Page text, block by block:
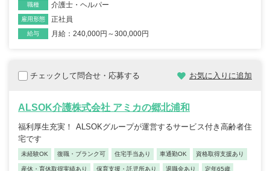
職種 介護士・ヘルパー
雇用形態 正社員
給与 月給：240,000円～300,000円
チェックして問合せ・応募する お気に入りに追加
ALSOK介護株式会社 アミカの郷北浦和
福利厚生充実！ ALSOKグループが運営するサービス付き高齢者住
宅です
未経験OK 復職・ブランク可 住宅手当あり 車通勤OK 資格取得支援あり
産休・育休取得実績あり 保育支援・託児所あり 退職金あり 定年65歳